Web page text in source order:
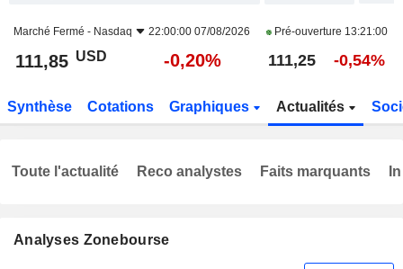
Marché Fermé - Nasdaq 22:00:00 07/08/2026 Pré-ouverture 13:21:00
111,85 USD -0,20% 111,25 -0,54%
Synthèse Cotations Graphiques Actualités
Analyses Zonebourse
Toute l'actualité Reco analystes Faits marquants